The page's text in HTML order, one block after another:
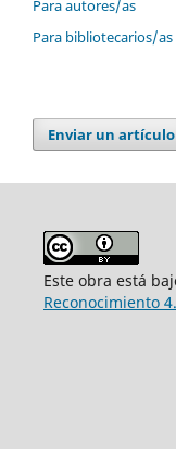
Para autores/as
Para bibliotecarios/as
Enviar un artículo
Este obra está
Reconocimiento